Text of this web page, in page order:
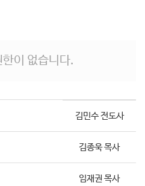
이 없습니다.
김민수 전도사
김종욱 목사
임재권 목사